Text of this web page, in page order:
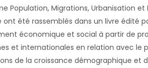
Population, Migrations, Urbanisation
été rassemblés dans un livre édité
économique et social à partir
et internationales en relation avec le
de la croissance démographique